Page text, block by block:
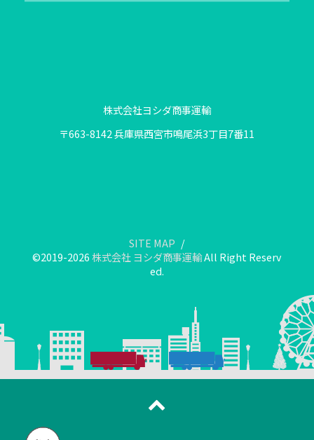
株式会社ヨシダ商事運輸
〒663-8142 兵庫県西宮市鳴尾浜3丁目7番11
SITE MAP
©2019-2026株式会社 ヨシダ商事運輸All Right Reserv
ed.